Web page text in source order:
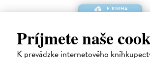
Príjmete naše
K prevádzke internetového
E-KNIHA